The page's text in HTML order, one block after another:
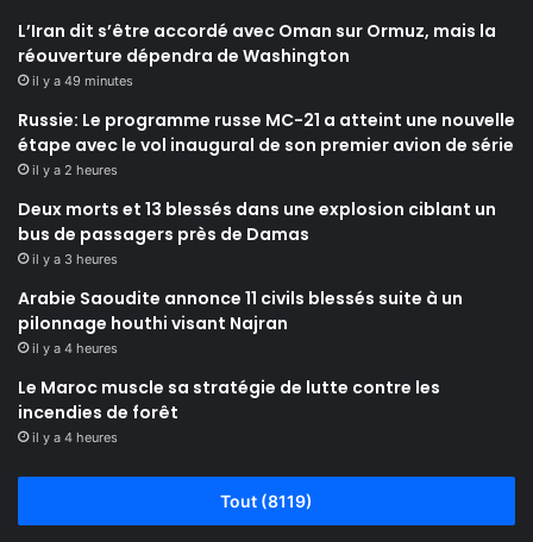
L’Iran dit s’être accordé avec Oman sur Ormuz, mais la
réouverture dépendra de Washington
il y a 49 minutes
Russie: Le programme russe MC-21 a atteint une nouvelle
étape avec le vol inaugural de son premier avion de série
il y a 2 heures
Deux morts et 13 blessés dans une explosion ciblant un
bus de passagers près de Damas
il y a 3 heures
Arabie Saoudite annonce 11 civils blessés suite à un
pilonnage houthi visant Najran
il y a 4 heures
Le Maroc muscle sa stratégie de lutte contre les
incendies de forêt
il y a 4 heures
Tout (8119)